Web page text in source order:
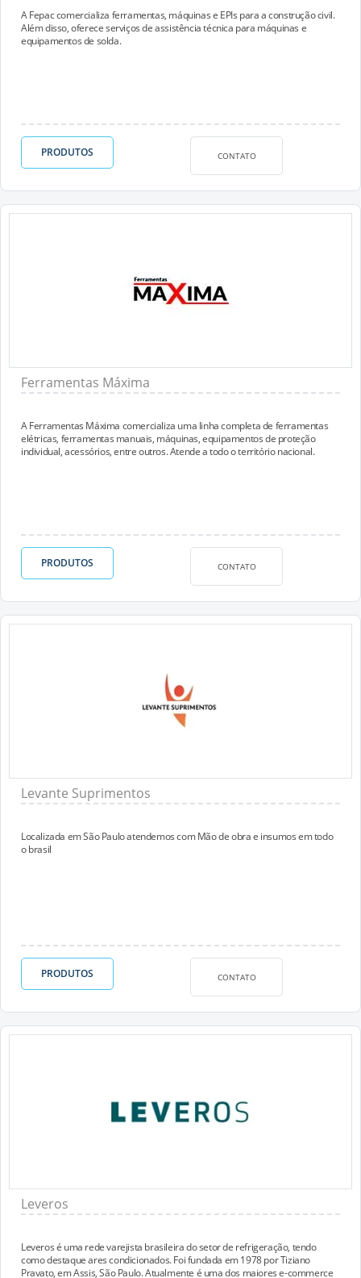
A Fepac comercializa ferramentas, máquinas e EPIs para a construção civil.
Além disso, oferece serviços de assistência técnica para máquinas e
equipamentos de solda.
PRODUTOS CONTATO
Ferramentas Máxima
A Ferramentas Máxima comercializa uma linha completa de ferramentas
elétricas, ferramentas manuais, máquinas, equipamentos de proteção
individual, acessórios, entre outros. Atende a todo o território nacional.
PRODUTOS CONTATO
Levante Suprimentos
Localizada em São Paulo atendemos com Mão de obra e insumos em todo
o brasil
PRODUTOS CONTATO
Leveros
Leveros é uma rede varejista brasileira do setor de refrigeração, tendo
como destaque ares condicionados. Foi fundada em 1978 por Tiziano
Pravato, em Assis, São Paulo. Atualmente é uma dos maiores e-commerce